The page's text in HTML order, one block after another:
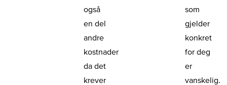
også
en del
andre
kostnader
da det
krever
som
gjelder
konkret
for deg
er
vanskelig.